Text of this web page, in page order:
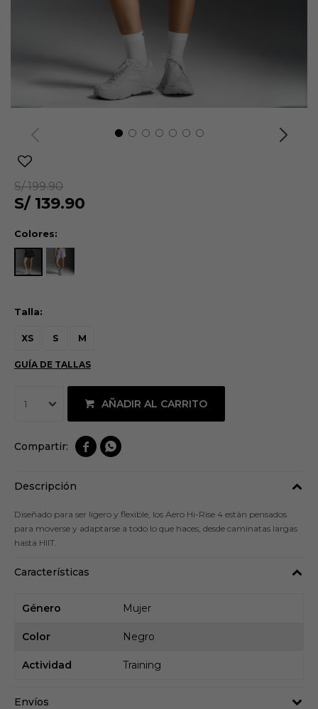
S/ 139.90
S/ 199.90
Colores:
Talla:
XS S M
GUÍA DE TALLAS
1 AÑADIR AL CARRITO
 
Envíos
Descripción
Diseñado para ser ligero y flexible, los Aero Hi-Rise 4 están pensados
para moverse y adaptarse a todo lo que haces, desde caminatas largas
hasta HIIT.
Características
Género Mujer
Color Negro
Actividad Training